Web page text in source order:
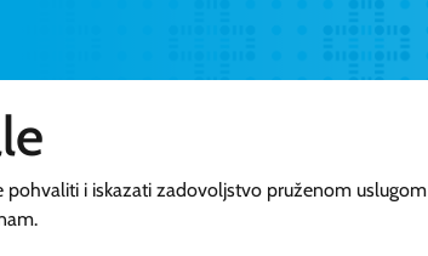
pohvaliti i iskazati zadovoljstvo pruženom uslugom